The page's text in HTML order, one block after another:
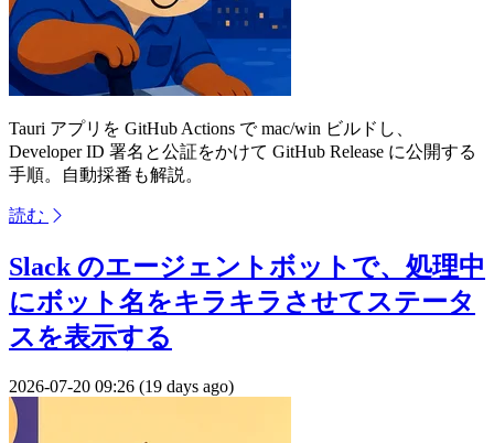
Tauri アプリを GitHub Actions で mac/win ビルドし、
Developer ID 署名と公証をかけて GitHub Release に公開する
手順。自動採番も解説。
読む
Slack のエージェントボットで、処理中
にボット名をキラキラさせてステータ
スを表示する
2026-07-20 09:26 (19 days ago)